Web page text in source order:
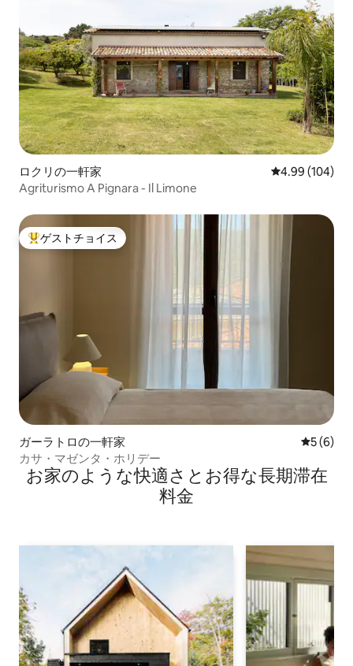
ロクリの一軒家 レビュー104
4.99 (104)
Agriturismo A Pignara - Il Limone
大好評のゲストチョイスです。
ゲストチョイス
ガーラトロの一軒家 レビュー
5 (6)
カサ・マゼンタ・ホリデー
お家のような快⁠適⁠さ⁠とお⁠得⁠な長⁠期⁠滞⁠在
料⁠金